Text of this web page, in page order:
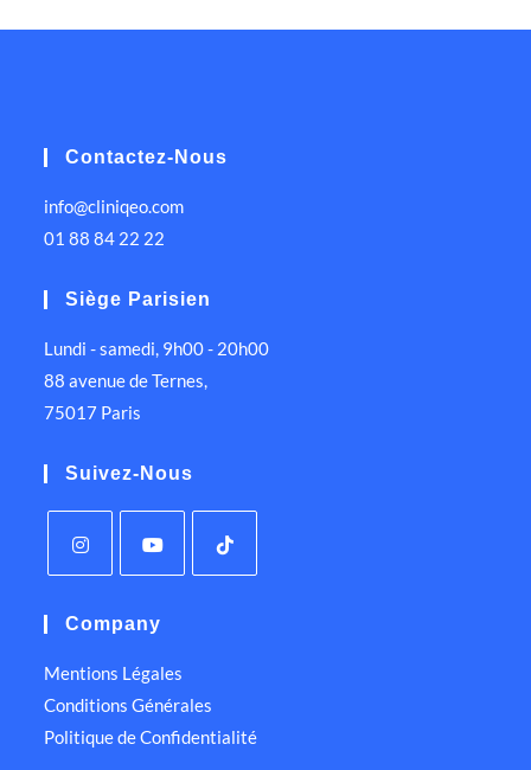
Contactez-Nous
info@cliniqeo.com
01 88 84 22 22
Siège Parisien
Lundi - samedi, 9h00 - 20h00
88 avenue de Ternes,
75017 Paris
Suivez-Nous
Company
Mentions Légales
Conditions Générales
Politique de Confidentialité